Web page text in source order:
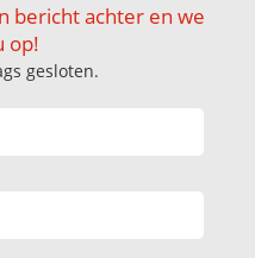
bericht achter en we
op!
gesloten.